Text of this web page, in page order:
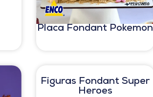
Placa Fondant Pokemon
Figuras Fondant Super
Heroes